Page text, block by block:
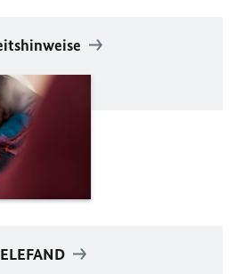
ELEFAND